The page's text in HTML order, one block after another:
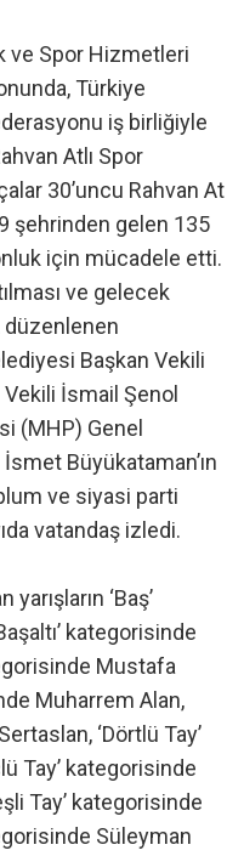
ve Spor Hizmetleri
Türkiye
iş birliğiyle
Atlı Spor
30’uncu Rahvan At
9 şehrinden gelen 135
için mücadele etti.
ve gelecek
düzenlenen
Başkan Vekili
Vekili İsmail Şenol
(MHP) Genel
Büyükataman’ın
ve siyasi parti
vatandaş izledi.
‘Baş’
kategorisinde
Mustafa
Muharrem Alan,
‘Dörtlü Tay’
Tay’ kategorisinde
Tay’ kategorisinde
Süleyman